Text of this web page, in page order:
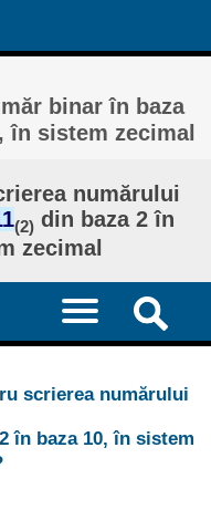
binar în baza
în sistem zecimal
numărului
(2) din baza 2 în
zecimal
scrierea numărului
în baza 10, în sistem